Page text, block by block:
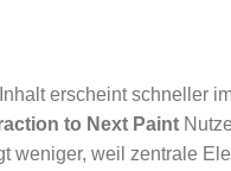
erscheint schneller
to Next Paint
weniger, weil zentrale